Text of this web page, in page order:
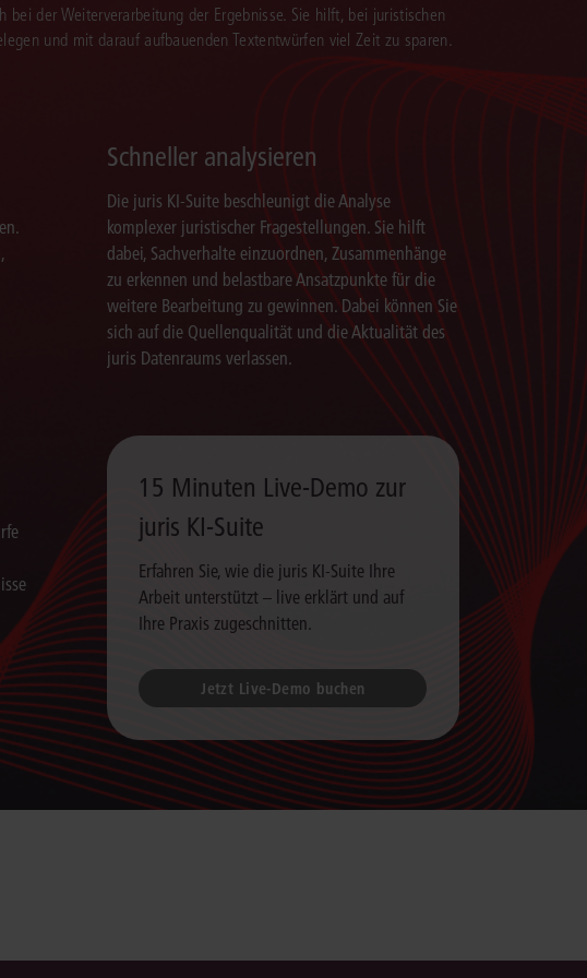
der Weiterverarbeitung der Ergebnisse. Sie hilft, bei juristischen
und mit darauf aufbauenden Textentwürfen viel Zeit zu sparen.
Schneller analysieren
Die juris KI-Suite beschleunigt die Analyse
komplexer juristischer Fragestellungen. Sie hilft
dabei, Sachverhalte einzuordnen, Zusammenhänge
zu erkennen und belastbare Ansatzpunkte für die
weitere Bearbeitung zu gewinnen. Dabei können Sie
sich auf die Quellenqualität und die Aktualität des
juris Datenraums verlassen.
15 Minuten Live-Demo zur
juris KI-Suite
Erfahren Sie, wie die juris KI-Suite Ihre
Arbeit unterstützt – live erklärt und auf
Ihre Praxis zugeschnitten.
Jetzt Live-Demo buchen